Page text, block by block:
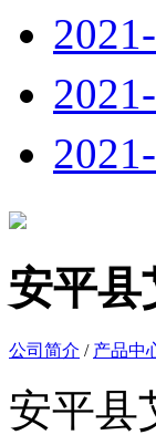
安平县
公司简介 / 产品中
安平县